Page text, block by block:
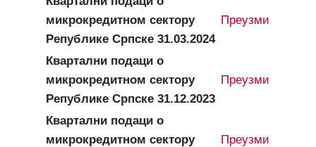
микрокредитном сектору
Републике Српске 31.03.2024
Преузми
Квартални подаци о
микрокредитном сектору
Републике Српске 31.12.2023
Преузми
Квартални подаци о
микрокредитном сектору
Преузми